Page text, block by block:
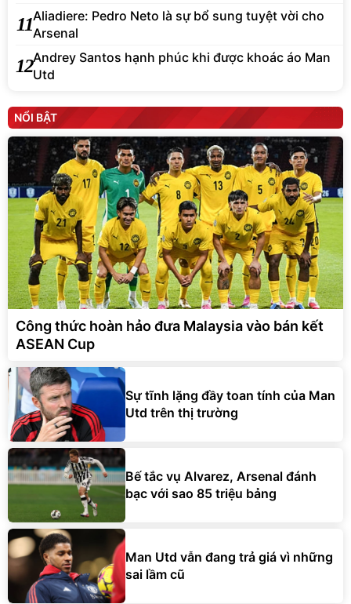
11Aliadiere: Pedro Neto là sự bổ sung tuyệt vời cho
Arsenal
12Andrey Santos hạnh phúc khi được khoác áo Man
Utd
NỔI BẬT
Công thức hoàn hảo đưa Malaysia vào bán kết
ASEAN Cup
Sự tĩnh lặng đầy toan tính của Man
Utd trên thị trường
Bế tắc vụ Alvarez, Arsenal đánh
bạc với sao 85 triệu bảng
Man Utd vẫn đang trả giá vì những
sai lầm cũ